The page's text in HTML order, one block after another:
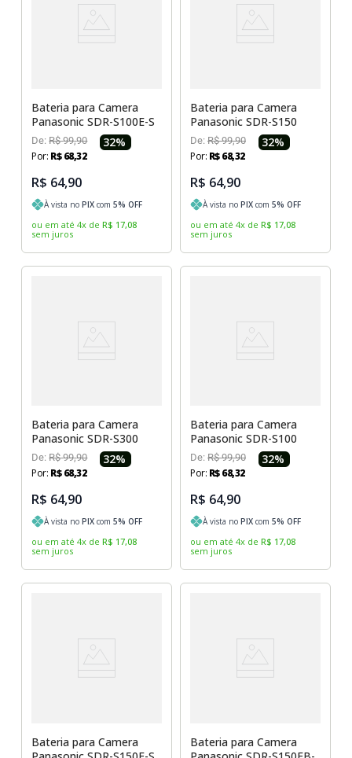
Bateria para Camera
Panasonic SDR-S100E-S
De:R$ 99,90 32%
Por: R$ 68,32
R$ 64,90
À vista noPIX com5% OFF
ou em até 4x de R$ 17,08
sem juros
Bateria para Camera
Panasonic SDR-S150
De: R$ 99,90 32%
Por: R$68,32
R$ 64,90
À vista no PIX com 5% OFF
ou em até 4x de R$ 17,08
sem juros
Bateria para Camera
Panasonic SDR-S300
De:R$ 99,90 32%
Por: R$ 68,32
R$ 64,90
À vista noPIX com5% OFF
ou em até 4x de R$ 17,08
sem juros
Bateria para Camera
Panasonic SDR-S100
De: R$ 99,90 32%
Por: R$68,32
R$ 64,90
À vista no PIX com 5% OFF
ou em até 4x de R$ 17,08
sem juros
Bateria para Camera
Bateria para Camera